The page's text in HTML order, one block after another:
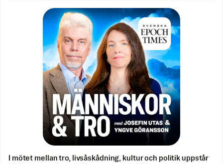
I mötet mellan tro, livsåskådning, kultur och politik uppstår